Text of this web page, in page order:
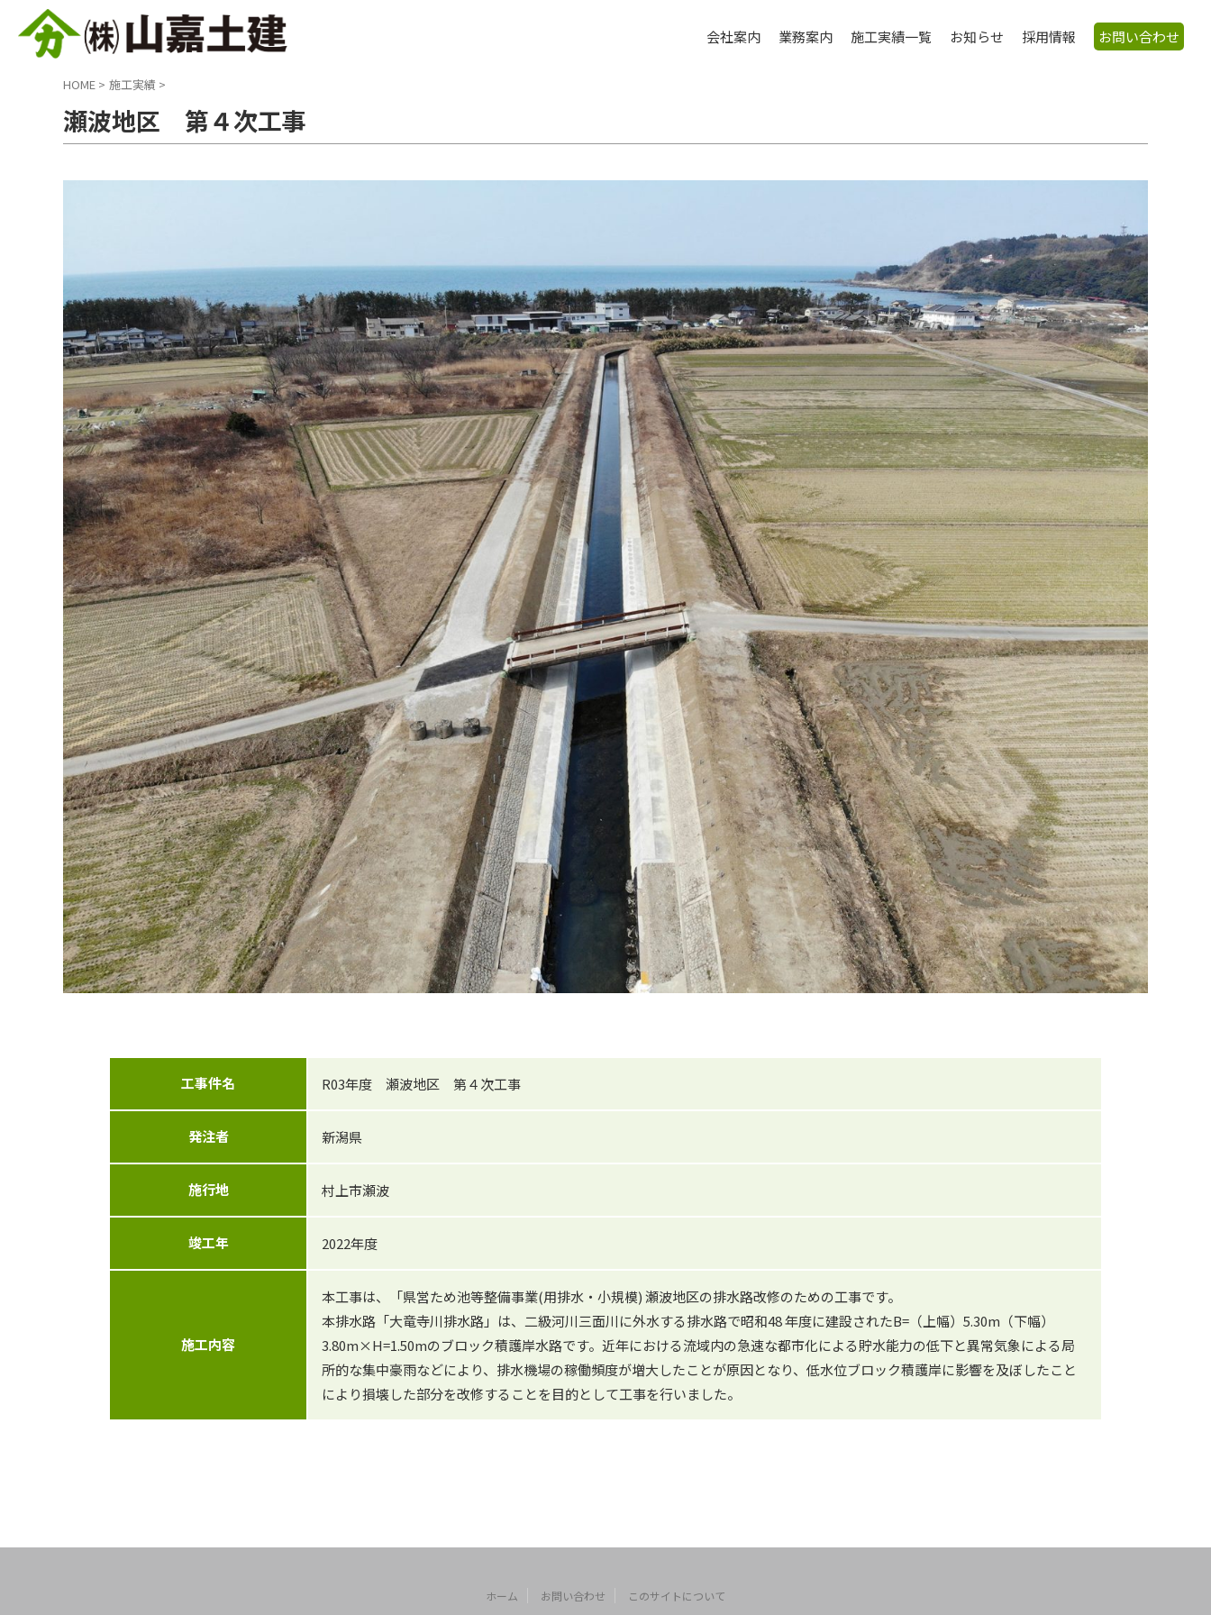
会社案内 業務案内 施工実績一覧 お知らせ 採用情報 お問い合わせ
HOME > 施工実績 >
瀬波地区 第４次工事
工事件名 R03年度 瀬波地区 第４次工事
発注者 新潟県
施行地 村上市瀬波
竣工年 2022年度
施工内容
本工事は、「県営ため池等整備事業(用排水・小規模) 瀬波地区の排水路改修のための工事です。
本排水路「大竜寺川排水路」は、二級河川三面川に外水する排水路で昭和48 年度に建設されたB=（上幅）5.30m（下幅）
3.80m×H=1.50mのブロック積護岸水路です。近年における流域内の急速な都市化による貯水能力の低下と異常気象による局
所的な集中豪雨などにより、排水機場の稼働頻度が増大したことが原因となり、低水位ブロック積護岸に影響を及ぼしたこと
により損壊した部分を改修することを目的として工事を行いました。
ホーム お問い合わせ このサイトについて